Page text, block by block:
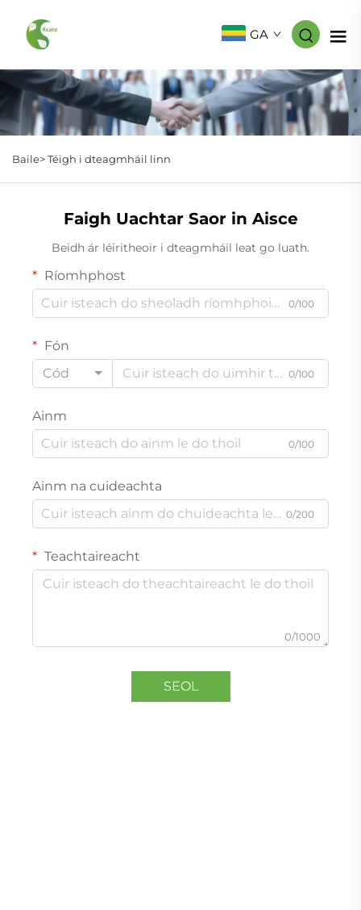
GA
Baile>Téigh i dteagmháil linn
Faigh Uachtar Saor in Aisce
Beidh ár léiritheoir i dteagmháil leat go luath.
Ríomhphost
0/100
Fón
Cód
0/100
Ainm
0/100
Ainm na cuideachta
0/200
Teachtaireacht
0/1000
SEOL